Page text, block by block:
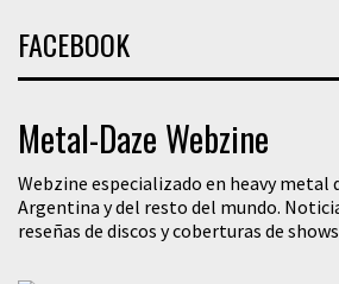
FACEBOOK
Metal-Daze Webzine
Webzine especializado en heavy metal
Argentina y del resto del mundo.
reseñas de discos y coberturas de